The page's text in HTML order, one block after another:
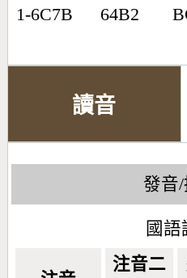
1-6C7B 64B2
讀音
發音
國語
注音二